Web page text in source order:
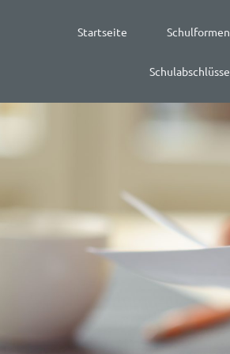
Startseite Schulformen
Schulabschlüsse